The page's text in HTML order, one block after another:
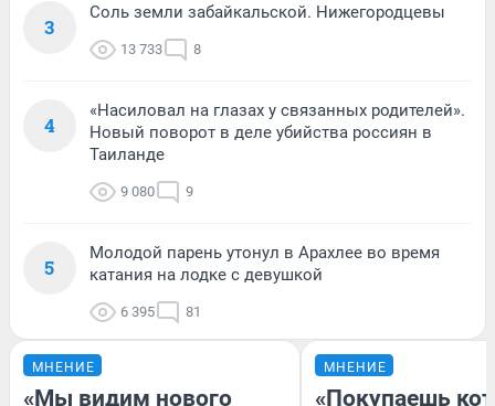
3
Соль земли забайкальской. Нижегородцевы
13 733 8
4
«Насиловал на глазах у связанных родителей».
Новый поворот в деле убийства россиян в
Таиланде
9 080 9
5
Молодой парень утонул в Арахлее во время
катания на лодке с девушкой
6 395 81
МНЕНИЕ
«Мы видим нового
МНЕНИЕ
«Покупаешь